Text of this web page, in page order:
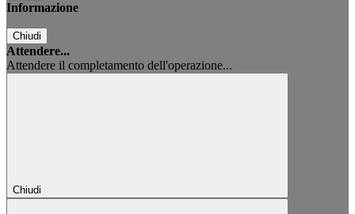
Informazione
Chiudi
Attendere...
Attendere il completamento dell'operazione...
Chiudi